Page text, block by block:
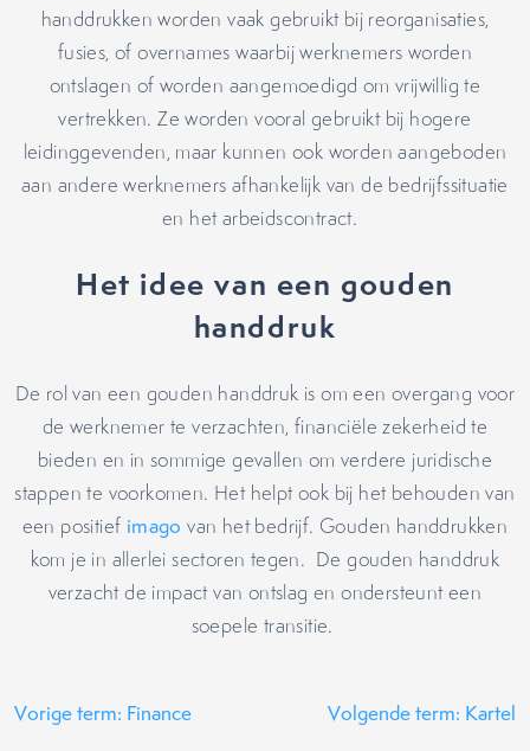
handdrukken worden vaak gebruikt bij reorganisaties,
fusies, of overnames waarbij werknemers worden
ontslagen of worden aangemoedigd om vrijwillig te
vertrekken. Ze worden vooral gebruikt bij hogere
leidinggevenden, maar kunnen ook worden aangeboden
aan andere werknemers afhankelijk van de bedrijfssituatie
en het arbeidscontract.
Het idee van een gouden
handdruk
De rol van een gouden handdruk is om een overgang voor
de werknemer te verzachten, financiële zekerheid te
bieden en in sommige gevallen om verdere juridische
stappen te voorkomen. Het helpt ook bij het behouden van
een positief imago van het bedrijf. Gouden handdrukken
kom je in allerlei sectoren tegen. De gouden handdruk
verzacht de impact van ontslag en ondersteunt een
soepele transitie.
Vorige term: Finance Volgende term: Kartel